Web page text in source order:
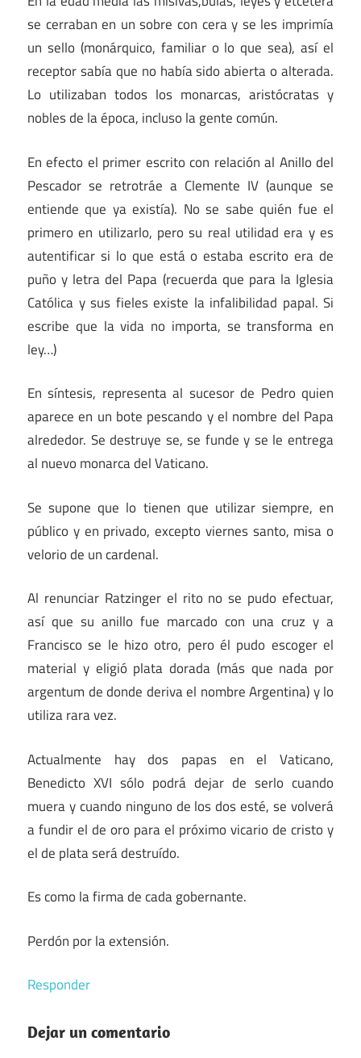
se cerraban en un sobre con cera y se les imprimía
un sello (monárquico, familiar o lo que sea), así el
receptor sabía que no había sido abierta o alterada.
Lo utilizaban todos los monarcas, aristócratas y
nobles de la época, incluso la gente común.
En efecto el primer escrito con relación al Anillo del
Pescador se retrotráe a Clemente IV (aunque se
entiende que ya existía). No se sabe quién fue el
primero en utilizarlo, pero su real utilidad era y es
autentificar si lo que está o estaba escrito era de
puño y letra del Papa (recuerda que para la Iglesia
Católica y sus fieles existe la infalibilidad papal. Si
escribe que la vida no importa, se transforma en
ley…)
En síntesis, representa al sucesor de Pedro quien
aparece en un bote pescando y el nombre del Papa
alrededor. Se destruye se, se funde y se le entrega
al nuevo monarca del Vaticano.
Se supone que lo tienen que utilizar siempre, en
público y en privado, excepto viernes santo, misa o
velorio de un cardenal.
Al renunciar Ratzinger el rito no se pudo efectuar,
así que su anillo fue marcado con una cruz y a
Francisco se le hizo otro, pero él pudo escoger el
material y eligió plata dorada (más que nada por
argentum de donde deriva el nombre Argentina) y lo
utiliza rara vez.
Actualmente hay dos papas en el Vaticano,
Benedicto XVI sólo podrá dejar de serlo cuando
muera y cuando ninguno de los dos esté, se volverá
a fundir el de oro para el próximo vicario de cristo y
el de plata será destruído.
Es como la firma de cada gobernante.
Perdón por la extensión.
Responder
Dejar un comentario